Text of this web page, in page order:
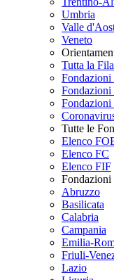
Umbria
Valle
Veneto
Tutta la
Fondazioni
Fondazioni
Tutte le
Elenco
Elenco FC
Elenco FIF
Fondazioni
Abruzzo
Basilicata
Calabria
Campania
Emilia-
Friuli-
Lazio